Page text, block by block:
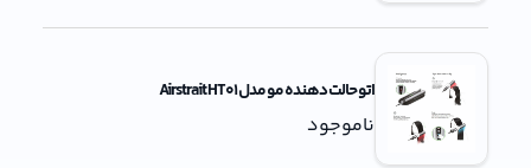
اتو حالت دهنده مو مدل Airstrait HT01
ناموجود